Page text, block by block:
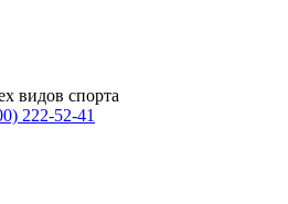
видов спорта
222-52-41